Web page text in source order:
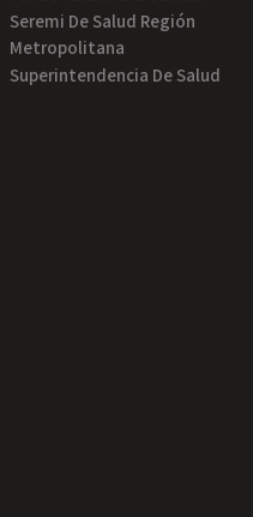
Seremi De Salud Región
Metropolitana
Superintendencia De Salud